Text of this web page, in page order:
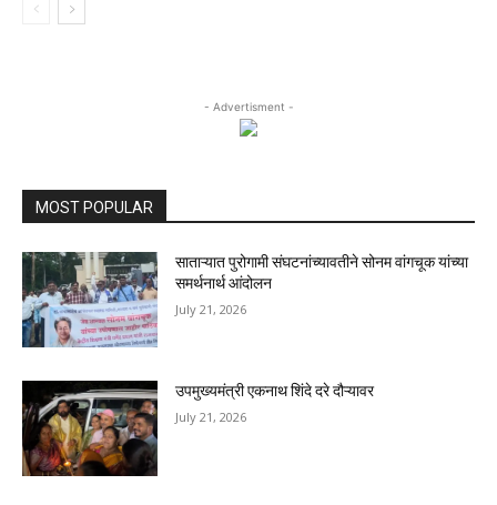
- Advertisment -
MOST POPULAR
साताऱ्यात पुरोगामी संघटनांच्यावतीने सोनम वांगचूक यांच्या
समर्थनार्थ आंदोलन
July 21, 2026
उपमुख्यमंत्री एकनाथ शिंदे दरे दौऱ्यावर
July 21, 2026